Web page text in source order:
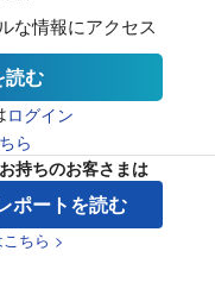
な情報にアクセス
読む
ログイン
ら
持ちのお客さまは
ポートを読む
ちら >